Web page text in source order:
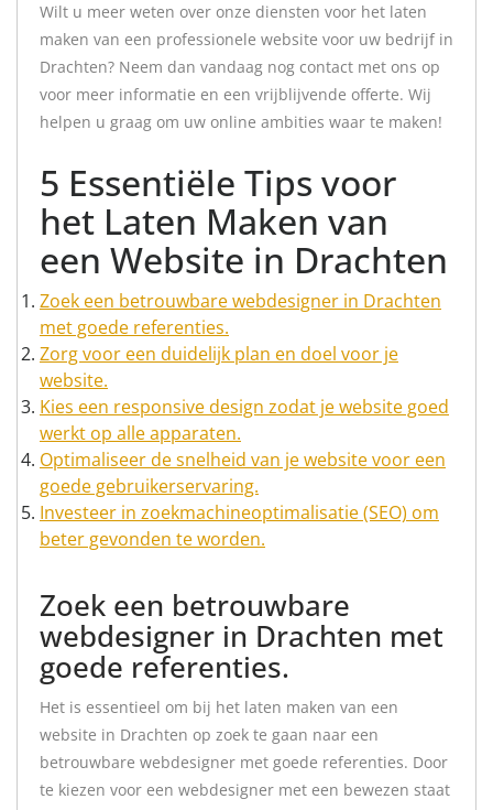
Wilt u meer weten over onze diensten voor het laten
maken van een professionele website voor uw bedrijf in
Drachten? Neem dan vandaag nog contact met ons op
voor meer informatie en een vrijblijvende offerte. Wij
helpen u graag om uw online ambities waar te maken!
5 Essentiële Tips voor
het Laten Maken van
een Website in Drachten
Zoek een betrouwbare webdesigner in Drachten
met goede referenties.
Zorg voor een duidelijk plan en doel voor je
website.
Kies een responsive design zodat je website goed
werkt op alle apparaten.
Optimaliseer de snelheid van je website voor een
goede gebruikerservaring.
Investeer in zoekmachineoptimalisatie (SEO) om
beter gevonden te worden.
Zoek een betrouwbare
webdesigner in Drachten met
goede referenties.
Het is essentieel om bij het laten maken van een
website in Drachten op zoek te gaan naar een
betrouwbare webdesigner met goede referenties. Door
te kiezen voor een webdesigner met een bewezen staat